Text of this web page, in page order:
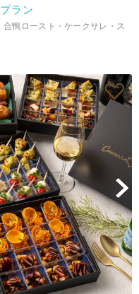
ラン
合鴨ロースト・ケークサレ・ス